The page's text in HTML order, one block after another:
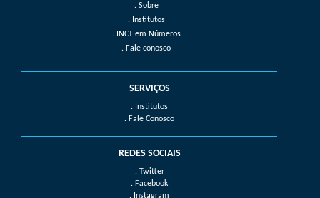
Sobre
Institutos
INCT em Números
Fale conosco
SERVIÇOS
. Institutos
. Fale Conosco
REDES SOCIAIS
. Twitter
. Facebook
. Instagram